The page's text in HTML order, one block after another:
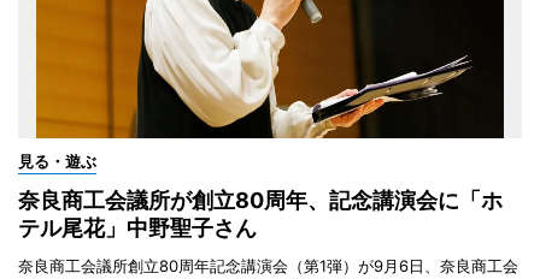
見る・遊ぶ
奈良商工会議所が創立80周年、記念講演会に「ホ
テル尾花」中野聖子さん
奈良商工会議所創立80周年記念講演会（第1弾）が9月6日、奈良商工会